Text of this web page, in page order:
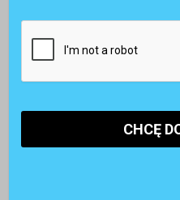
AI w rekrutacji. 74%
POLECANE RAPORTY